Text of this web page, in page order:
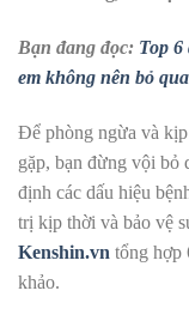
Bạn đang đọc: Top
em không nên bỏ qua
Để phòng ngừa và
gặp, bạn đừng vội bỏ
định các dấu hiệu
trị kịp thời và bảo vệ
Kenshin.vn tổng hợp
khảo.